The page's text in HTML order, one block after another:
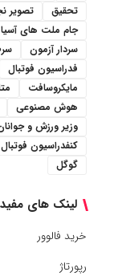
تحقیق
تصویر
جام ملت های آسیا
سردار آزمون
فدراسیون فوتبال
مایکروسافت
هوش مصنوعی
وزیر ورزش و
کنفدراسیون
گوگل
لینک های مفید
خرید فالوور
رپورتاژ